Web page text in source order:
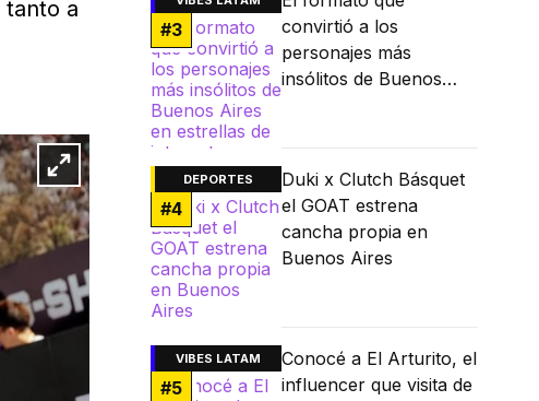
tanto a
#3
convirtió a los
personajes más
insólitos de Buenos
DEPORTES
#4
Duki x Clutch Básquet
el GOAT estrena
cancha propia en
Buenos Aires
VIBES LATAM
#5
Conocé a El Arturito, el
influencer que visita de